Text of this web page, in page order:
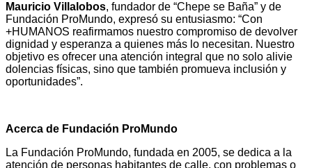
Mauricio Villalobos, fundador de “Chepe se Baña” y de
Fundación ProMundo, expresó su entusiasmo: “Con
+HUMANOS reafirmamos nuestro compromiso de devolver
dignidad y esperanza a quienes más lo necesitan. Nuestro
objetivo es ofrecer una atención integral que no solo alivie
dolencias físicas, sino que también promueva inclusión y
oportunidades”.
Acerca de Fundación ProMundo
La Fundación ProMundo, fundada en 2005, se dedica a la
atención de personas habitantes de calle, con problemas o